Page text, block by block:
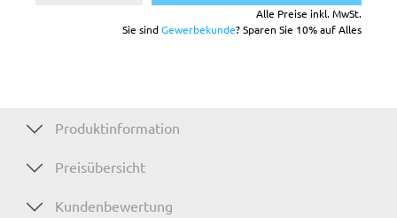
Alle Preise inkl. MwSt.
Sie sindGewerbekunde? Sparen Sie 10% auf Alles
Produktinformation
Preisübersicht
Kundenbewertung